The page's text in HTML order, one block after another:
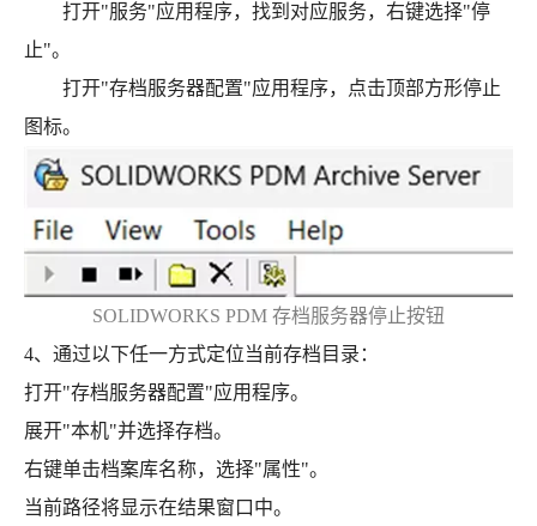
打开"服务"应用程序，找到对应服务，右键选择"停
止"。
打开"存档服务器配置"应用程序，点击顶部方形停止
图标。
SOLIDWORKS PDM 存档服务器停止按钮
4、通过以下任一方式定位当前存档目录：
打开"存档服务器配置"应用程序。
展开"本机"并选择存档。
右键单击档案库名称，选择"属性"。
当前路径将显示在结果窗口中。